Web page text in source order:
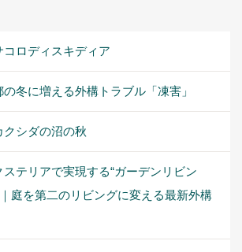
コロディスキディア
の冬に増える外構トラブル「凍害」
クシダの沼の秋
ステリアで実現する“ガーデンリビン
庭を第二のリビングに変える最新外構